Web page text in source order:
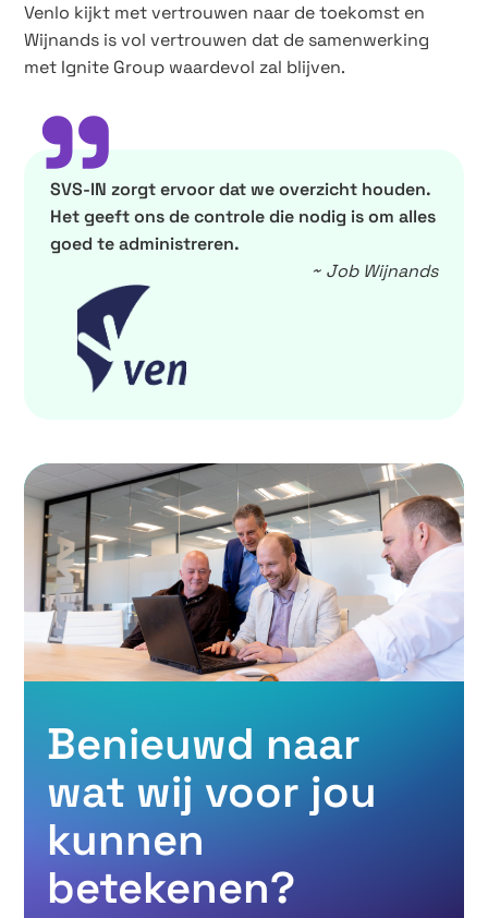
Venlo kijkt met vertrouwen naar de toekomst en
Wijnands is vol vertrouwen dat de samenwerking
met Ignite Group waardevol zal blijven.
”
SVS-IN zorgt ervoor dat we overzicht houden.
Het geeft ons de controle die nodig is om alles
goed te administreren.
~ Job Wijnands
Benieuwd naar
wat wij voor jou
kunnen
betekenen?